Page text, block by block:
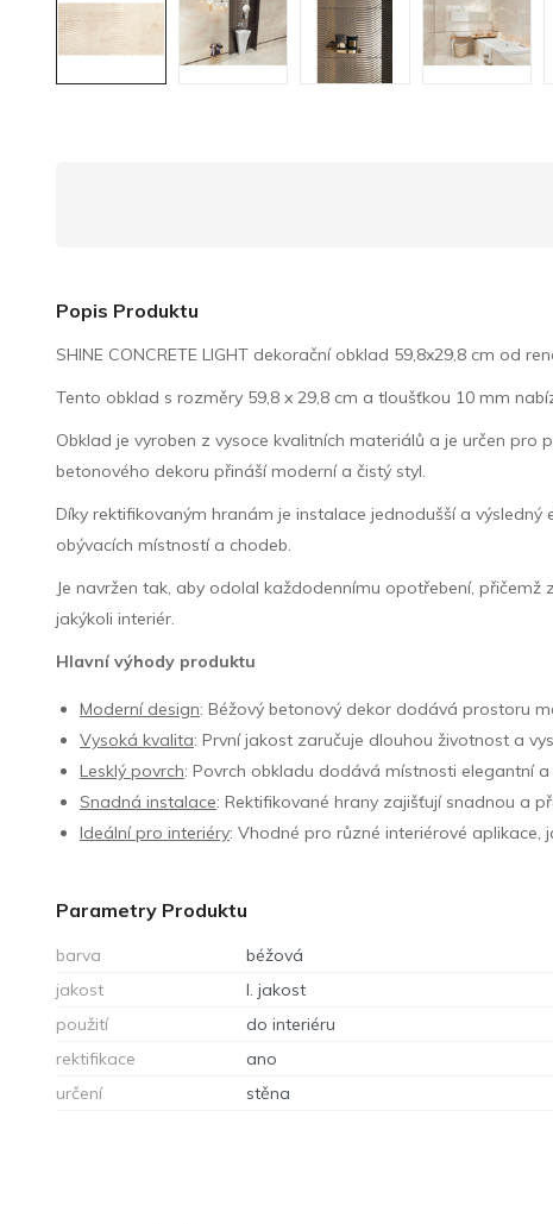
Popis Produktu
SHINE CONCRETE LIGHT dekorační obklad 59,8x29,8 cm od
Tento obklad s rozměry 59,8 x 29,8 cm a tloušťkou 10 mm
Obklad je vyroben z vysoce kvalitních materiálů a je určen
betonového dekoru přináší moderní a čistý styl.
Díky rektifikovaným hranám je instalace jednodušší a
obývacích místností a chodeb.
Je navržen tak, aby odolal každodennímu opotřebení,
jakýkoli interiér.
Hlavní výhody produktu
Moderní design: Béžový betonový dekor dodává prostoru
Vysoká kvalita: První jakost zaručuje dlouhou životnost a
Lesklý povrch: Povrch obkladu dodává místnosti elegantní
Snadná instalace: Rektifikované hrany zajišťují snadnou a
Ideální pro interiéry: Vhodné pro různé interiérové aplikace,
Parametry Produktu
barva béžová
jakost
I. jakost
použití
do interiéru
rektifikace
ano
určení
stěna